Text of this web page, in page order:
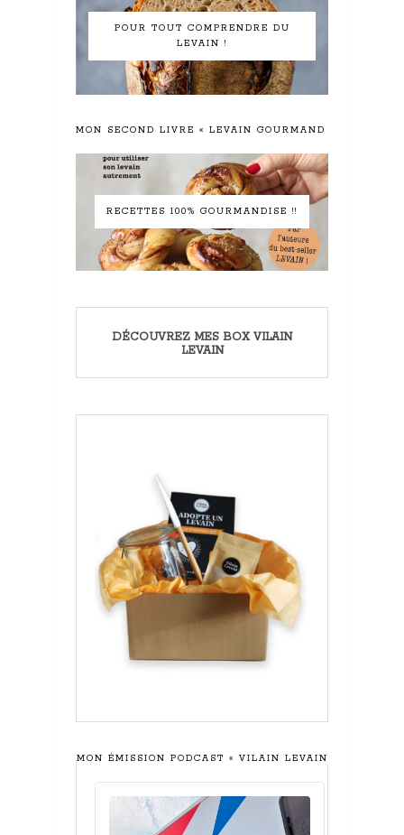
POUR TOUT COMPRENDRE DU
LEVAIN !
MON SECOND LIVRE « LEVAIN GOURMAND »
RECETTES 100% GOURMANDISE !!
DÉCOUVREZ MES BOX VILAIN
LEVAIN
MON ÉMISSION PODCAST « VILAIN LEVAIN »